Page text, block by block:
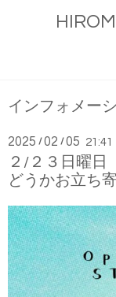
インフォメー
2025 /02 /05 21:41
２/２３日曜
どうかお立ち